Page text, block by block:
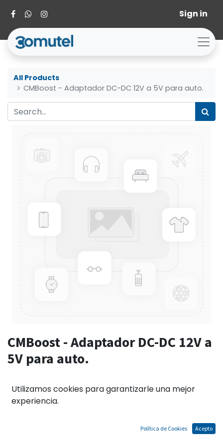
Sign in
All Products
CMBoost - Adaptador DC-DC 12V a 5V para auto.
CMBoost - Adaptador DC-DC 12V a
5V para auto.
El precio no incluye IGV
Garantías de acuerdo a las políticas del fabricante.
Utilizamos cookies para garantizarle una mejor
experiencia.
Política de Cookies Acepto